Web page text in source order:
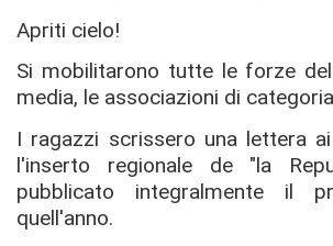
Apriti cielo!
Si mobilitarono tutte le forze
media, le associazioni di
I ragazzi scrissero una lettera
l'inserto regionale de "la
pubblicato integralmente il
quell'anno.